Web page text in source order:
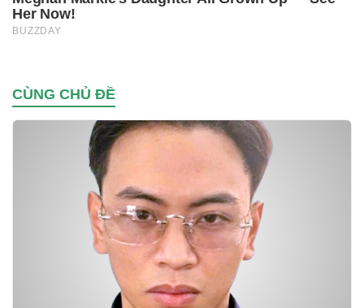
CÙNG CHỦ ĐỀ